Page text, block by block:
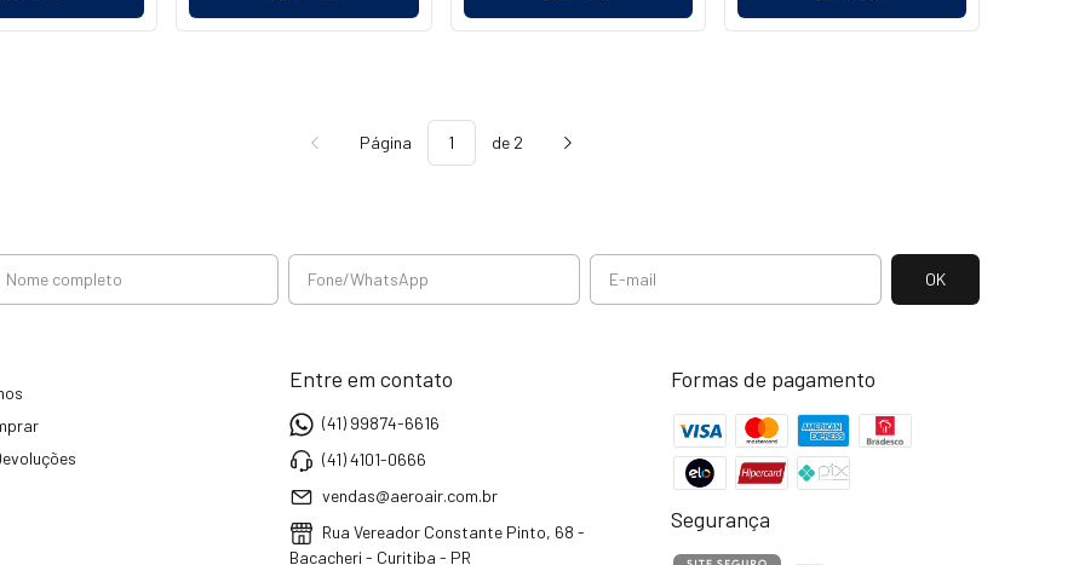
Página de 2
Entre em contato
(41) 99874-6616
(41) 4101-0666
vendas@aeroair.com.br
Rua Vereador Constante Pinto, 68 -
Bacacheri - Curitiba - PR
Formas de pagamento
Segurança